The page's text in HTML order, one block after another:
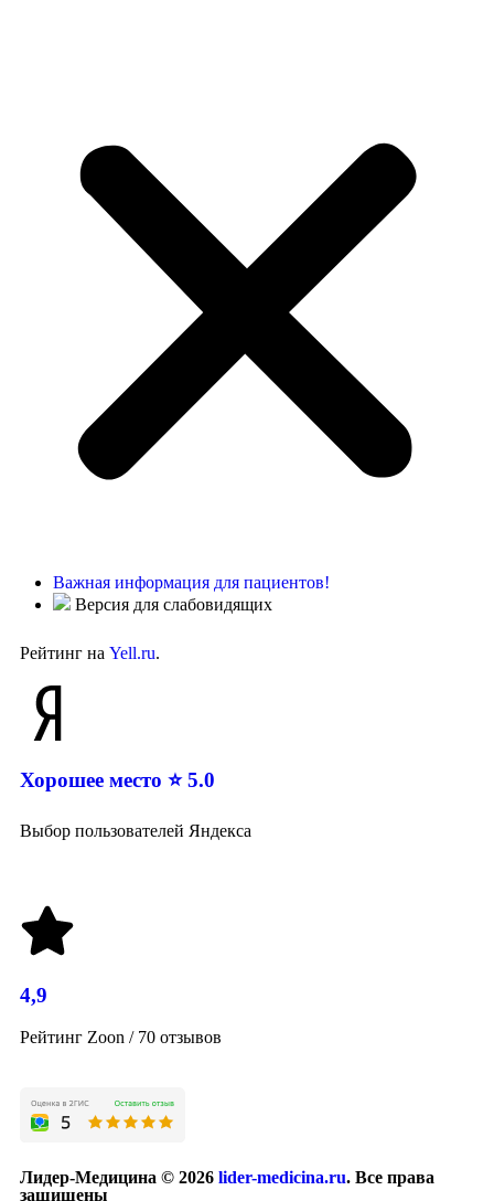
Важная информация для пациентов!
Версия для слабовидящих
Рейтинг на Yell.ru.
Хорошее место ⭐ 5.0
Выбор пользователей Яндекса
4,9
Рейтинг Zoon / 70 отзывов
Лидер-Медицина © 2026 lider-medicina.ru. Все права
защищены